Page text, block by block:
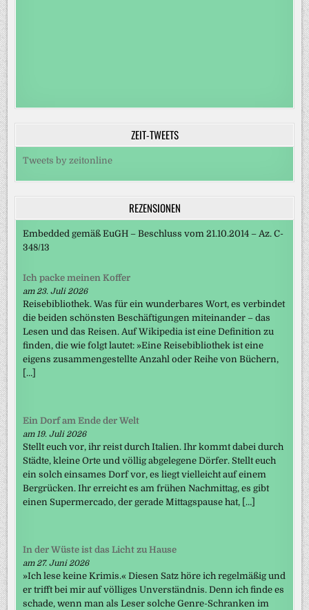
ZEIT-TWEETS
Tweets by zeitonline
REZENSIONEN
Embedded gemäß EuGH – Beschluss vom 21.10.2014 – Az. C-
348/13
Ich packe meinen Koffer
am 23. Juli 2026
Reisebibliothek. Was für ein wunderbares Wort, es verbindet
die beiden schönsten Beschäftigungen miteinander – das
Lesen und das Reisen. Auf Wikipedia ist eine Definition zu
finden, die wie folgt lautet: »Eine Reisebibliothek ist eine
eigens zusammengestellte Anzahl oder Reihe von Büchern,
[…]
Ein Dorf am Ende der Welt
am 19. Juli 2026
Stellt euch vor, ihr reist durch Italien. Ihr kommt dabei durch
Städte, kleine Orte und völlig abgelegene Dörfer. Stellt euch
ein solch einsames Dorf vor, es liegt vielleicht auf einem
Bergrücken. Ihr erreicht es am frühen Nachmittag, es gibt
einen Supermercado, der gerade Mittagspause hat, […]
In der Wüste ist das Licht zu Hause
am 27. Juni 2026
»Ich lese keine Krimis.« Diesen Satz höre ich regelmäßig und
er trifft bei mir auf völliges Unverständnis. Denn ich finde es
schade, wenn man als Leser solche Genre-Schranken im